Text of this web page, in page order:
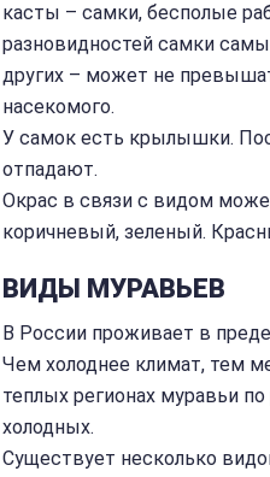
касты – самки, бесполые
разновидностей самки
других – может не
насекомого.
У самок есть крылышки.
отпадают.
Окрас в связи с видом
коричневый, зеленый.
ВИДЫ МУРАВЬЕВ
В России проживает в
Чем холоднее климат, тем
теплых регионах муравьи
холодных.
Существует несколько